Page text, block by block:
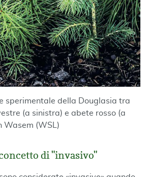
sperimentale della Douglasia tra
(a sinistra) e abete rosso (a
Wasem (WSL)
di "invasivo"